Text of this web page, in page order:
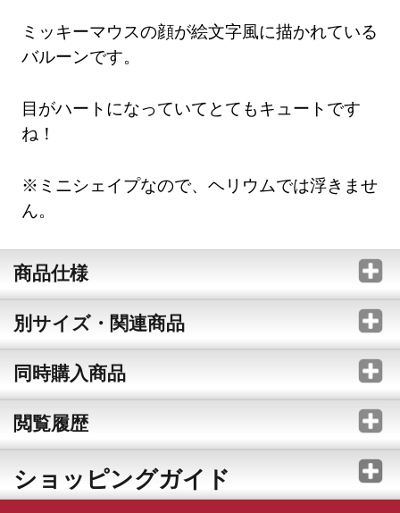
ミッキーマウスの顔が絵文字風に描かれている
バルーンです。
目がハートになっていてとてもキュートです
ね！
※ミニシェイプなので、ヘリウムでは浮きませ
ん。
商品仕様
別サイズ・関連商品
同時購入商品
閲覧履歴
ショッピングガイド